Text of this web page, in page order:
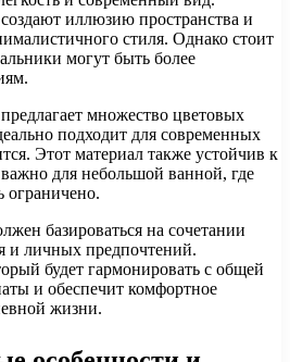
иллюзию пространства и
стиля. Однако стоит
могут быть более
предлагает множество цветовых
подходит для современных
Этот материал также устойчив к
для небольшой ванной, где
ограничено.
базироваться на сочетании
и личных предпочтений.
будет гармонировать с общей
и обеспечит комфортное
жизни.